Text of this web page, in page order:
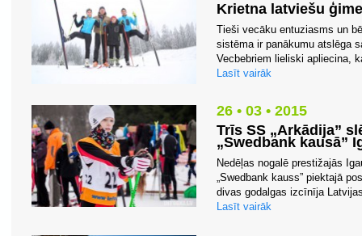
Krietna latviešu
Tieši vecāku entuziasms un
sistēma ir panākumu atslēga
Vecbebriem lieliski apliecina,
Lasīt vairāk
26 • 03 • 2015
Trīs SS „Arkādija”
„Swedbank kausā”
Nedēļas nogalē prestižajās
„Swedbank kauss” piektajā
divas godalgas izcīnīja
Lasīt vairāk